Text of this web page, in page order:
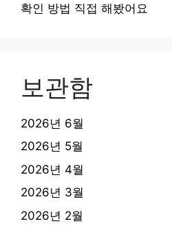
확인 방법 직접 해봤어요
보관함
2026년 6월
2026년 5월
2026년 4월
2026년 3월
2026년 2월